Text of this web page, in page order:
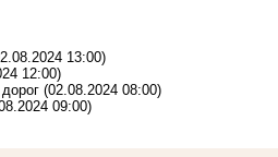
13:00)
12:00)
(02.08.2024 08:00)
09:00)